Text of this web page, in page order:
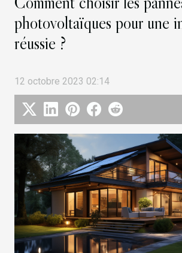
photovoltaïques pour une
réussie ?
12 octobre 2023 02:14